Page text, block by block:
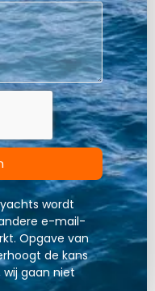
wordt
e-mail-
Opgave van
de kans
wij gaan niet